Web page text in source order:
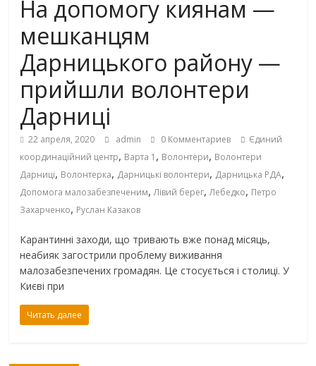
На допомогу киянам —
мешканцям
Дарницького району —
прийшли волонтери
Дарниці
22 апреля, 2020 admin 0 Комментариев
Єдиний
координаційний центр, Варта 1 , Волонтери, Волонтери
Дарниці, Волонтерка, Дарницькі волонтери, Дарницька РДА,
Допомога малозабезпеченим,Лівий берег,Лебедко, Петро
Захарченко, Руслан Казаков
Карантинні заходи, що тривають вже понад місяць,
неабияк загострили проблему виживання
малозабезпечених громадян. Це стосується і столиці. У
Києві при
Читать далее